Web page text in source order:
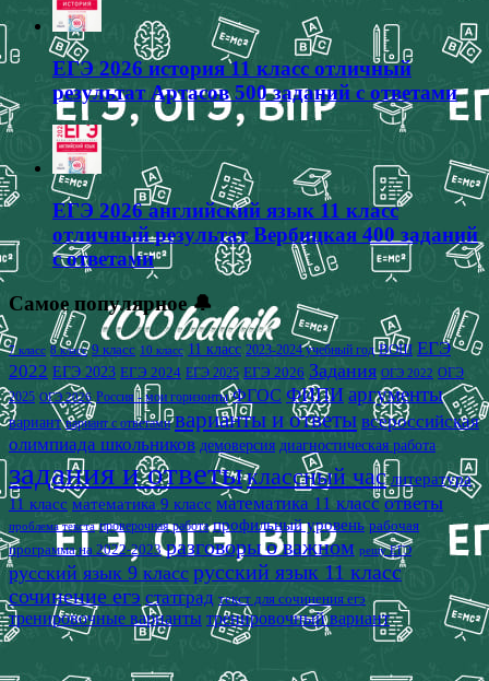
ЕГЭ 2026 история 11 класс отличный
результат Артасов 500 заданий с ответами
ЕГЭ 2026 английский язык 11 класс
отличный результат Вербицкая 400 заданий
с ответами
Самое популярное 🔔
7 класс 8 класс 9 класс 10 класс 11 класс 2023-2024 учебный год ВОШ ЕГЭ
2022 ЕГЭ 2023 ЕГЭ 2024 ЕГЭ 2025 ЕГЭ 2026 Задания ОГЭ 2022 ОГЭ
2025 ОГЭ 2026 Россия - мои горизонты ФГОС ФИПИ аргументы
вариант вариант с ответами варианты и ответы всероссийская
олимпиада школьников демоверсия диагностическая работа
задания и ответыклассный час литература
11 класс математика 9 класс математика 11 класс ответы
проблема текста проверочная работа профильный уровень рабочая
программа на 2022-2023 разговоры о важном решу ЕГЭ
русский язык 9 класс русский язык 11 класс
сочинение егэ статград текст для сочинения егэ
тренировочные варианты тренировочный вариант